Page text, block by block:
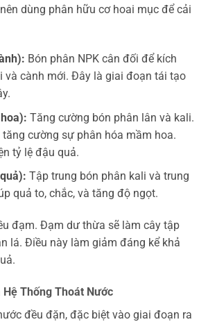
dùng phân hữu cơ hoai mục để cải
Bón phân NPK cân đối để kích
và cành mới. Đây là giai đoạn tái tạo
Tăng cường bón phân lân và kali.
cường sự phân hóa mầm hoa.
tỷ lệ đậu quả.
Tập trung bón phân kali và trung
quả to, chắc, và tăng độ ngọt.
đạm. Đạm dư thừa sẽ làm cây tập
lá. Điều này làm giảm đáng kể khả
Thống Thoát Nước
đều đặn, đặc biệt vào giai đoạn ra